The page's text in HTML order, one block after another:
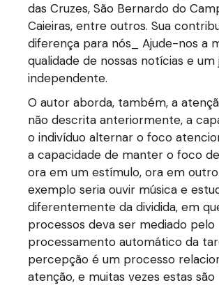
das Cruzes, São Bernardo do
Caieiras, entre outros. Sua
diferença para nós_ Ajude-nos a
qualidade de nossas notícias e
independente.
O autor aborda, também, a
não descrita anteriormente, a
o indivíduo alternar o foco
a capacidade de manter o foco
ora em um estímulo, ora em
exemplo seria ouvir música e
diferentemente da dividida, em
processos deva ser mediado pelo
processamento automático da
percepção é um processo
atenção, e muitas vezes estas são